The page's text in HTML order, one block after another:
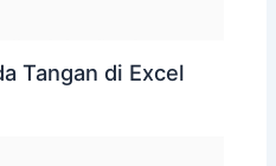
Tangan di Excel